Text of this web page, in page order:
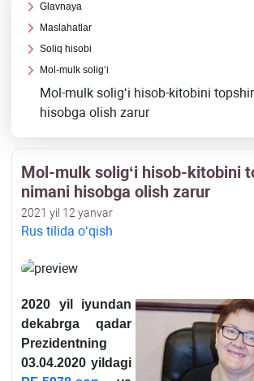
Glavnaya
Maslahatlar
Soliq hisobi
Mol-mulk soligʻi
Mol-mulk soligʻi hisob-kitobini
hisobga olish zarur
Mol-mulk soligʻi hisob-kitobini
nimani hisobga olish zarur
2021 yil 12 yanvar
Rus tilida oʻqish
2020 yil iyundan
dekabrga qadar
Prezidentning
03.04.2020 yildagi